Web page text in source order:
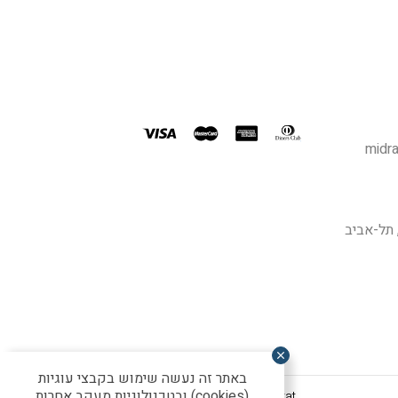
באתר זה נעשה שימוש בקבצי עוגיות